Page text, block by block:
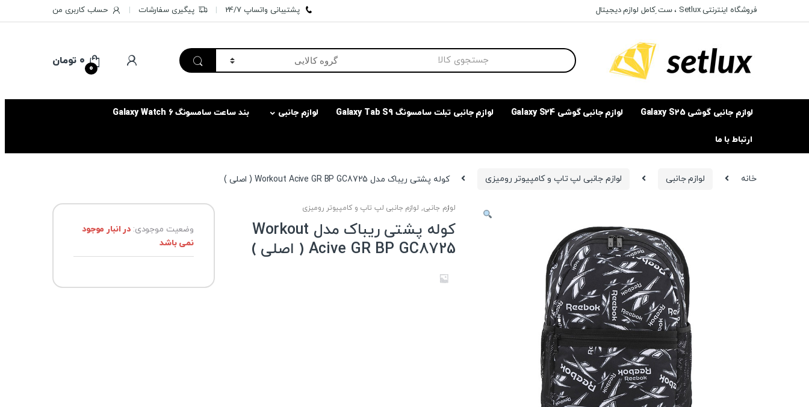
to
to
فروشگاه اینترنتی Setlux ، ست ِکامل لوازم دیجیتال پشتیبانی واتساپ 24/7 پیگیری سفارشات حساب کاربری من
Search
for:
0
۰ تومان
لوازم جانبی گوشی Galaxy S25 لوازم جانبی گوشی Galaxy S24 لوازم جانبی تبلت سامسونگ Galaxy Tab S9 لوازم جانبی بند ساعت سامسونگ Galaxy Watch 6
ارتباط با ما
خانه لوازم جانبی لوازم جانبی لپ تاپ و کامپیوتر رومیزی کوله پشتی ریباک مدل Workout Acive GR BP GC8725 ( اصلی )
لوازم جانبی, لوازم جانبی لپ تاپ و کامپیوتر رومیزی
کوله پشتی ریباک مدل Workout
Acive GR BP GC8725 ( اصلی )
وضعیت موجودی:در انبار موجود
نمی باشد